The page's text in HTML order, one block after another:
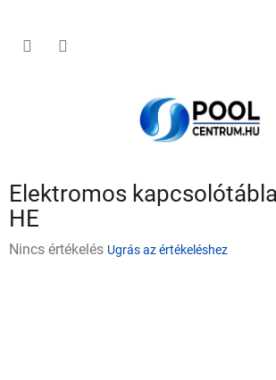
Elektromos
HE
ANincs értékelés Ugrás az értékeléshez